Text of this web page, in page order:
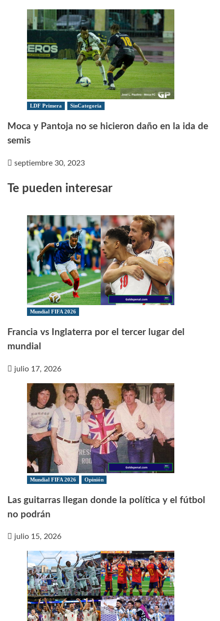
LDF Primera SinCategoria
Moca y Pantoja no se hicieron daño en la ida de
semis
septiembre 30, 2023
Te pueden interesar
Mundial FIFA 2026
Francia vs Inglaterra por el tercer lugar del
mundial
julio 17, 2026
Mundial FIFA 2026 Opinión
Las guitarras llegan donde la política y el fútbol
no podrán
julio 15, 2026